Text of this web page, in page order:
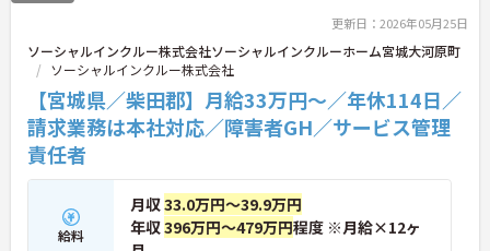
更新日：2026年05月25日
ソーシャルインクルー株式会社ソーシャルインクルーホーム宮城大河原町
ソーシャルインクルー株式会社
【宮城県／柴田郡】月給33万円～／年休114日／
請求業務は本社対応／障害者GH／サービス管理
責任者
給料
月収33.0万円～39.9万円
年収396万円～479万円程度 ※月給×12ヶ